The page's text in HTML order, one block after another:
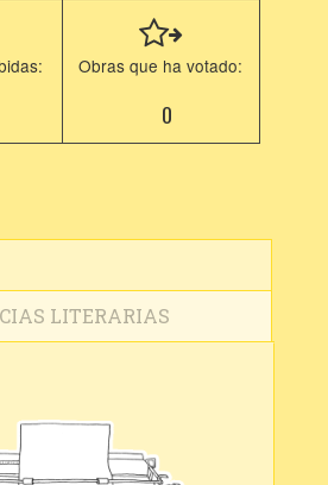
Obras que ha votado:
0
LITERARIAS